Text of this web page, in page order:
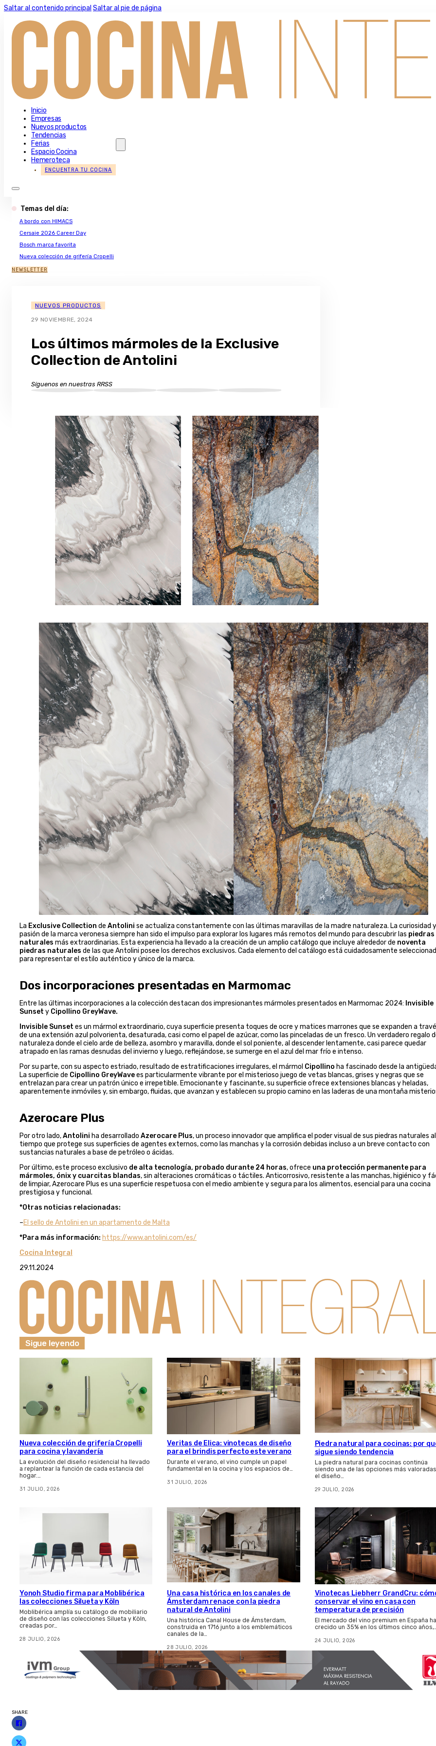
Saltar al contenido principal Saltar al pie de página
Inicio
Empresas
Nuevos productos
Tendencias
Ferias
Espacio Cocina
Hemeroteca
ENCUENTRA TU COCINA
Temas del día:
A bordo con HIMACS
Cersaie 2026 Career Day
Bosch marca favorita
Nueva colección de grifería Cropelli
NEWSLETTER
NUEVOS PRODUCTOS
29 NOVIEMBRE, 2024
Los últimos mármoles de la Exclusive
Collection de Antolini
Síguenos en nuestras RRSS
La Exclusive Collection de Antolini se actualiza constantemente con las últimas maravillas de la madre naturaleza. La curiosidad
pasión de la marca veronesa siempre han sido el impulso para explorar los lugares más remotos del mundo para descubrir las piedras
naturales más extraordinarias. Esta experiencia ha llevado a la creación de un amplio catálogo que incluye alrededor de noventa
piedras naturales de las que Antolini posee los derechos exclusivos. Cada elemento del catálogo está cuidadosamente
para representar el estilo auténtico y único de la marca.
Dos incorporaciones presentadas en Marmomac
Entre las últimas incorporaciones a la colección destacan dos impresionantes mármoles presentados en Marmomac 2024: Invisible
Sunset y Cipollino GreyWave.
Invisible Sunset es un mármol extraordinario, cuya superficie presenta toques de ocre y matices marrones que se expanden a
de una extensión azul polvorienta, desaturada, casi como el papel de azúcar, como las pinceladas de un fresco. Un verdadero regalo
naturaleza donde el cielo arde de belleza, asombro y maravilla, donde el sol poniente, al descender lentamente, casi parece quedar
atrapado en las ramas desnudas del invierno y luego, reflejándose, se sumerge en el azul del mar frío e intenso.
Por su parte, con su aspecto estriado, resultado de estratificaciones irregulares, el mármol Cipollino ha fascinado desde la
La superficie de Cipollino GreyWavees particularmente vibrante por el misterioso juego de vetas blancas, grises y negras que se
entrelazan para crear un patrón único e irrepetible. Emocionante y fascinante, su superficie ofrece extensiones blancas y heladas,
aparentemente inmóviles y, sin embargo, fluidas, que avanzan y establecen su propio camino en las laderas de una montaña
Azerocare Plus
Por otro lado,Antolini ha desarrollado Azerocare Plus, un proceso innovador que amplifica el poder visual de sus piedras naturales al
tiempo que protege sus superficies de agentes externos, como las manchas y la corrosión debidas incluso a un breve contacto con
sustancias naturales a base de petróleo o ácidas.
Por último, este proceso exclusivo de alta tecnología, probado durante 24 horas, ofrece una protección permanente para
mármoles, ónix y cuarcitas blandas, sin alteraciones cromáticas o táctiles. Anticorrosivo, resistente a las manchas, higiénico y
de limpiar, Azerocare Plus es una superficie respetuosa con el medio ambiente y segura para los alimentos, esencial para una cocina
prestigiosa y funcional.
*Otras noticias relacionadas:
–El sello de Antolini en un apartamento de Malta
*Para más información: https://www.antolini.com/es/
Cocina Integral
29.11.2024
Sigue leyendo
Nueva colección de grifería Cropelli
para cocina y lavandería
La evolución del diseño residencial ha llevado
a replantear la función de cada estancia del
hogar.…
31 JULIO, 2026
Veritas de Elica: vinotecas de diseño
para el brindis perfecto este verano
Durante el verano, el vino cumple un papel
fundamental en la cocina y los espacios de…
31 JULIO, 2026
Piedra natural para cocinas: por
sigue siendo tendencia
La piedra natural para cocinas continúa
siendo una de las opciones más
el diseño…
29 JULIO, 2026
Yonoh Studio firma para Moblibérica
las colecciones Silueta y Köln
Moblibérica amplía su catálogo de mobiliario
de diseño con las colecciones Silueta y Köln,
creadas por…
28 JULIO, 2026
Una casa histórica en los canales de
Ámsterdam renace con la piedra
natural de Antolini
Una histórica Canal House de Ámsterdam,
construida en 1716 junto a los emblemáticos
canales de la…
28 JULIO, 2026
Vinotecas Liebherr GrandCru:
conservar el vino en casa con
temperatura de precisión
El mercado del vino premium en España ha
crecido un 35% en los últimos cinco
24 JULIO, 2026
SHARE